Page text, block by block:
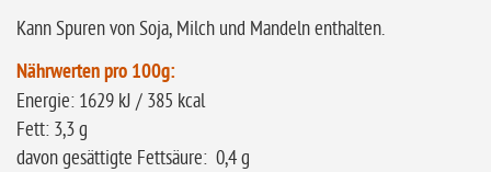
Kann Spuren von Soja, Milch und Mandeln enthalten.
Nährwerten pro 100g:
Energie: 1629 kJ / 385 kcal
Fett: 3,3 g
davon gesättigte Fettsäure: 0,4 g